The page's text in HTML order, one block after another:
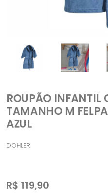
ROUPÃO INFANTIL
TAMANHO M
AZUL
DOHLER
R$ 119,90